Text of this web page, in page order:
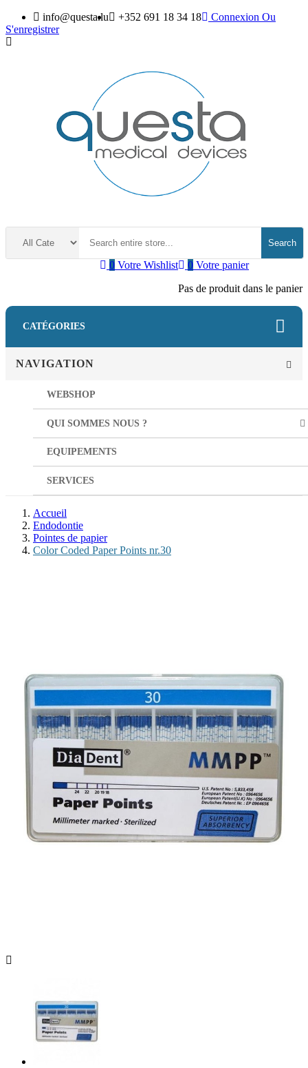
info@questa.lu +352 691 18 34 18 Connexion Ou
S'enregistrer
Search
0 Votre panier
Pas de produit dans le panier
0 Votre Wishlist
CATÉGORIES
NAVIGATION
WEBSHOP
QUI SOMMES NOUS ?
EQUIPEMENTS
SERVICES
Accueil
Endodontie
Pointes de papier
Color Coded Paper Points nr.30
